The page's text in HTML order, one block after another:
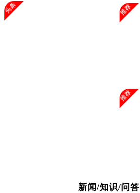
头条 推荐
推荐
新闻/知识/问答